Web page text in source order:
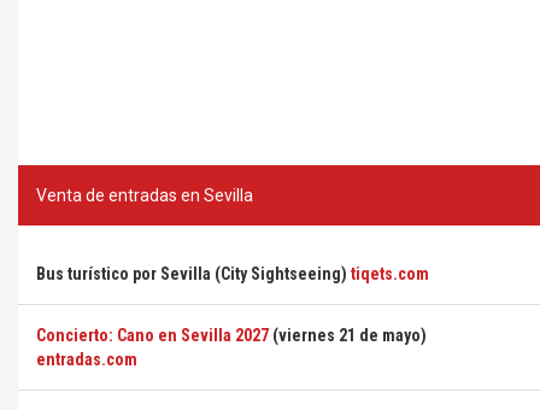
Venta de entradas en Sevilla
Bus turístico por Sevilla (City Sightseeing) tiqets.com
Concierto: Cano en Sevilla 2027 (viernes 21 de mayo)
entradas.com